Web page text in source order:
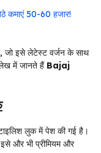
50-60 हजार!
जो इसे लेटेस्ट वर्जन के साथ
में जानते हैं Bajaj
लुक में पेश की गई है।
और भी प्रीमियम और